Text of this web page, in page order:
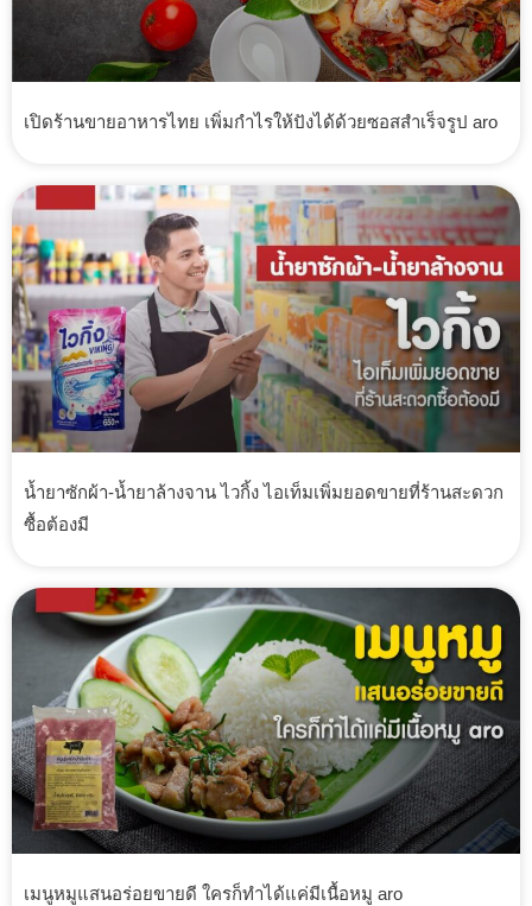
เปิดร้านขายอาหารไทย เพิ่มกำไรให้ปังได้ด้วยซอสสำเร็จรูป aro
น้ำยาซักผ้า-น้ำยาล้างจาน ไวกิ้ง ไอเท็มเพิ่มยอดขายที่ร้านสะดวก
ซื้อต้องมี
เมนูหมูแสนอร่อยขายดี ใครก็ทำได้แค่มีเนื้อหมู aro